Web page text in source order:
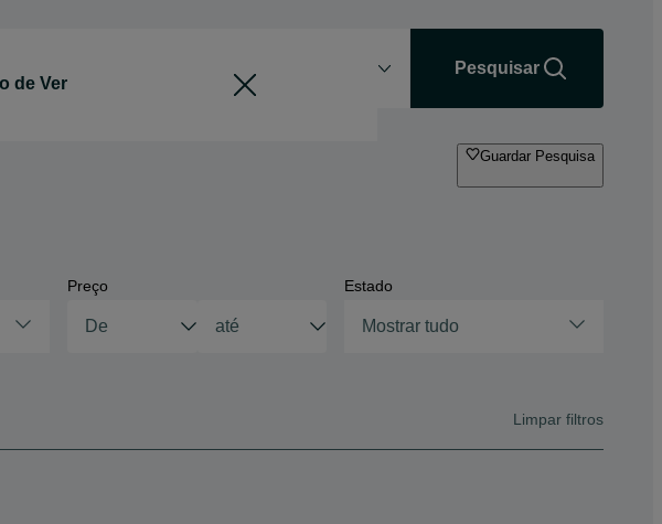
Pesquisar
Guardar Pesquisa
Preço Estado
Mostrar tudo
Limpar filtros